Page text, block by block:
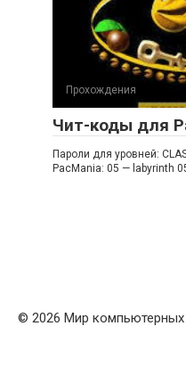
Прохождения
Чит-коды для
Пароли для уровней:
PacMania: 05 — labyrinth
© 2026 Мир компьютерных